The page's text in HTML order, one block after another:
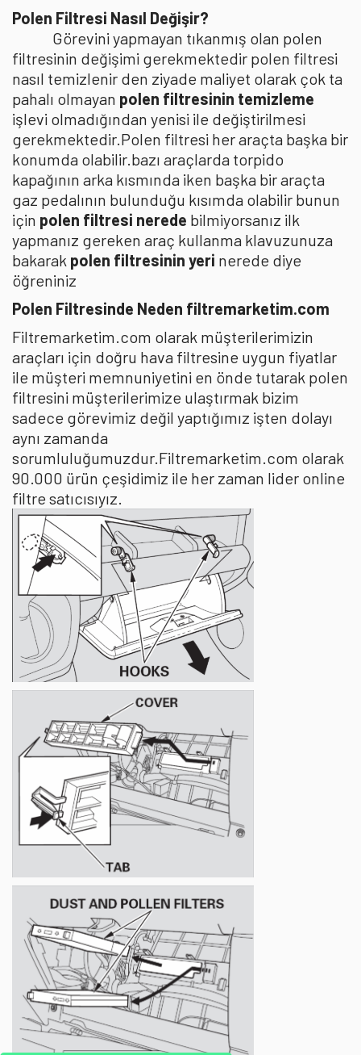
Polen Filtresi Nasıl Değişir?
Görevini yapmayan tıkanmış olan polen
filtresinin değişimi gerekmektedir polen filtresi
nasıl temizlenir den ziyade maliyet olarak çok ta
pahalı olmayan polen filtresinin temizleme
işlevi olmadığından yenisi ile değiştirilmesi
gerekmektedir.Polen filtresi her araçta başka bir
konumda olabilir.bazı araçlarda torpido
kapağının arka kısmında iken başka bir araçta
gaz pedalının bulunduğu kısımda olabilir bunun
için polen filtresi nerede bilmiyorsanız ilk
yapmanız gereken araç kullanma klavuzunuza
bakarak polen filtresinin yeri nerede diye
öğreniniz
Polen Filtresinde Neden filtremarketim.com
Filtremarketim.com olarak müşterilerimizin
araçları için doğru hava filtresine uygun fiyatlar
ile müşteri memnuniyetini en önde tutarak polen
filtresini müşterilerimize ulaştırmak bizim
sadece görevimiz değil yaptığımız işten dolayı
aynı zamanda
sorumluluğumuzdur.Filtremarketim.com olarak
90.000 ürün çeşidimiz ile her zaman lider online
filtre satıcısıyız.